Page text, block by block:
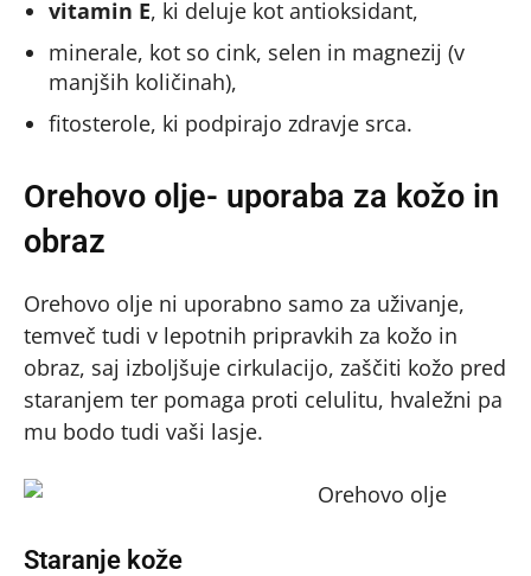
vitamin E, ki deluje kot antioksidant,
minerale, kot so cink, selen in magnezij (v
manjših količinah),
fitosterole, ki podpirajo zdravje srca.
Orehovo olje- uporaba za kožo in
obraz
Orehovo olje ni uporabno samo za uživanje,
temveč tudi v lepotnih pripravkih za kožo in
obraz, saj izboljšuje cirkulacijo, zaščiti kožo pred
staranjem ter pomaga proti celulitu, hvaležni pa
mu bodo tudi vaši lasje.
Staranje kože